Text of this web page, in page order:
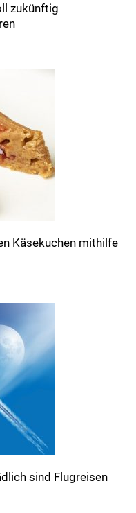
zukünftig
Käsekuchen mithilfe
sind Flugreisen